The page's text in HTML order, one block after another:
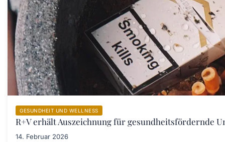
GESUNDHEIT UND WELLNESS
R+V erhält Auszeichnung für gesundheitsfördernde
14. Februar 2026